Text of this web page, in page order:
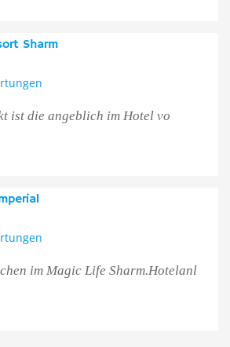
Sharm
ist die angeblich im Hotel vo
im Magic Life Sharm.Hotelanl